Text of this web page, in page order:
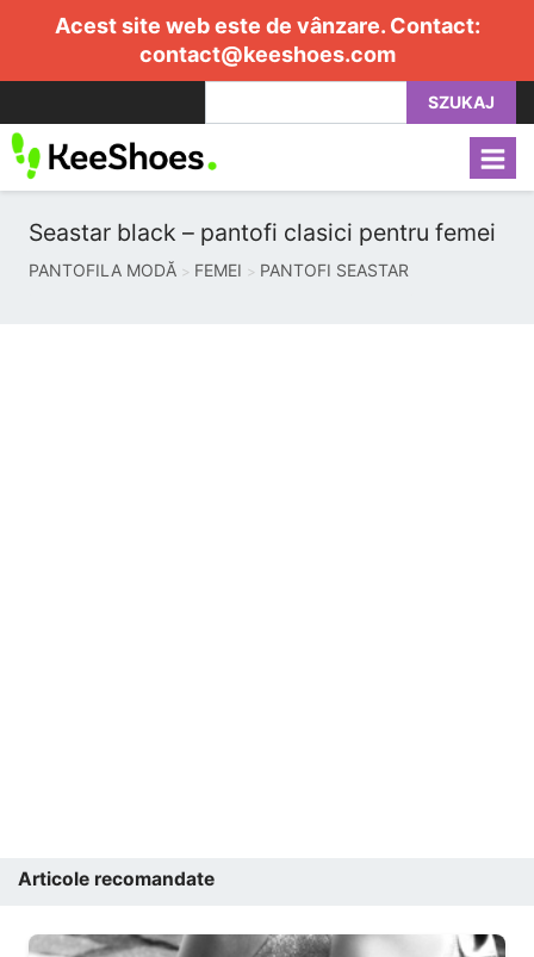
Acest site web este de vânzare. Contact:
contact@keeshoes.com
SZUKAJ
Seastar black – pantofi clasici pentru femei
PANTOFILA MODĂ FEMEI PANTOFI SEASTAR
Articole recomandate